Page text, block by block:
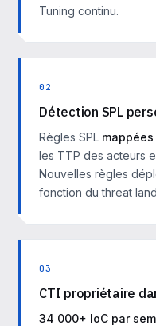
Tuning continu.
02
Détection SPL
Règles SPL mappées
les TTP des acteurs
Nouvelles règles
fonction du threat
03
CTI propriétaire
34 000+ IoC par